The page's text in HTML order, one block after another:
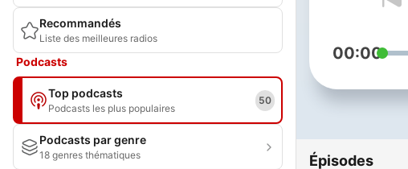
Recommandés
Liste des meilleures radios
Podcasts
Top podcasts
Podcasts les plus populaires
50
Podcasts par genre
18 genres thématiques
00:00
Épisodes